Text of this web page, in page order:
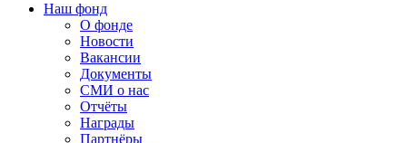
Наш фонд
О фонде
Новости
Вакансии
Документы
СМИ о нас
Отчёты
Награды
Партнёры